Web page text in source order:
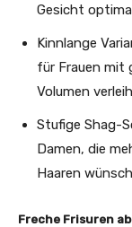
Gesicht
Kinnlange
für Frauen mit
Volumen
Stufige Shag-
Damen, die
Haaren
Freche Frisuren